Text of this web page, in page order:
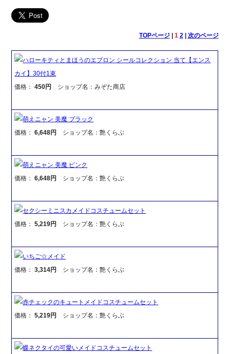
TOPページ| 1 2| 次のページ
ハローキティとまほうのエプロン シールコレクション 当て【エンス
カイ】30付1束
価格：450円 ショップ名：みぞた商店
萌えニャン 美魔 ブラック
価格：6,648円 ショップ名：艶くらぶ
萌えニャン 美魔 ピンク
価格：6,648円 ショップ名：艶くらぶ
セクシーミニスカメイドコスチュームセット
価格：5,219円 ショップ名：艶くらぶ
いちご☆メイド
価格：3,314円 ショップ名：艶くらぶ
赤チェックのキュートメイドコスチュームセット
価格：5,219円 ショップ名：艶くらぶ
蝶ネクタイの可愛いメイドコスチュームセット